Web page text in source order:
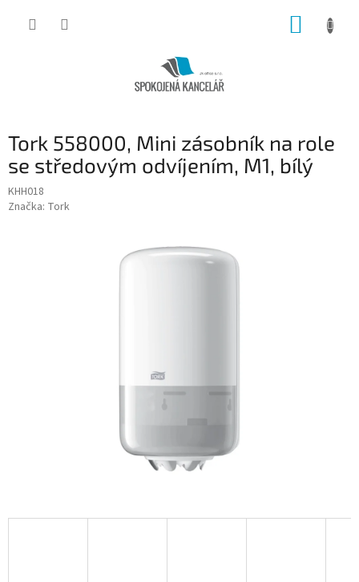
Tork 558000, Mini zásobník na role
se středovým odvíjením, M1, bílý
KHH018
Značka: Tork